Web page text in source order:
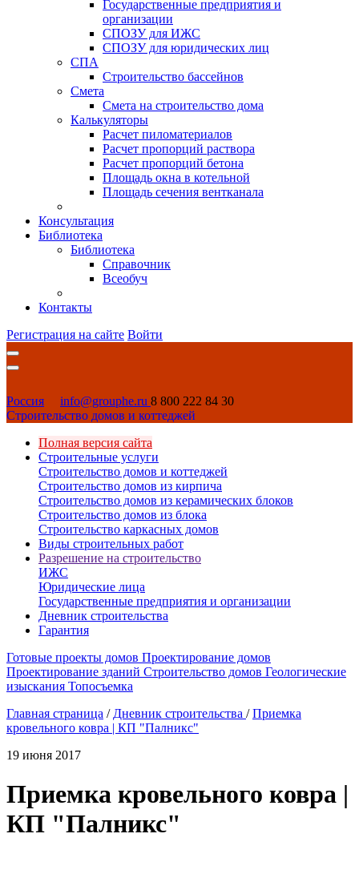
Государственные предприятия и
организации
СПОЗУ для ИЖС
СПОЗУ для юридических лиц
СПА
Строительство бассейнов
Смета
Смета на строительство дома
Калькуляторы
Расчет пиломатериалов
Расчет пропорций раствора
Расчет пропорций бетона
Площадь окна в котельной
Площадь сечения вентканала
Консультация
Библиотека
Библиотека
Справочник
Всеобуч
Контакты
Регистрация на сайте Войти
Россия info@grouphe.ru 8 800 222 84 30
Строительство домов и коттеджей
Полная версия сайта
Строительные услуги
Строительство домов и коттеджей
Строительство домов из кирпича
Строительство домов из керамических блоков
Строительство домов из блока
Строительство каркасных домов
Виды строительных работ
Разрешение на строительство
ИЖС
Юридические лица
Государственные предприятия и организации
Дневник строительства
Гарантия
Готовые проекты домов Проектирование домов
Проектирование зданий Строительство домов Геологические
изыскания Топосъемка
Главная страница / Дневник строительства / Приемка
кровельного ковра | КП "Палникс"
19 июня 2017
Приемка кровельного ковра |
КП "Палникс"